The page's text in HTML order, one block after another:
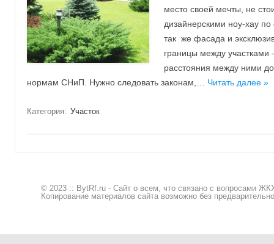
место своей мечты, не
дизайнерскими ноу-хау
так же фасада и
границы между участками
расстояния между ними
нормам СНиП. Нужно следовать законам,… Читать далее »
Категория: Участок
© 2023 :: BytRf.ru - Сайт о всем, что связано с вопросами
Копирование материалов сайта возможно без